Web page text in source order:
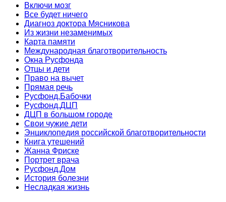
Включи мозг
Все будет ничего
Диагноз доктора Мясникова
Из жизни незаменимых
Карта памяти
Международная благотворительность
Окна Русфонда
Отцы и дети
Право на вычет
Прямая речь
Русфонд.Бабочки
Русфонд.ДЦП
ДЦП в большом городе
Свои чужие дети
Энциклопедия российской благотворительности
Книга утешений
Жанна Фриске
Портрет врача
Русфонд.Дом
История болезни
Несладкая жизнь